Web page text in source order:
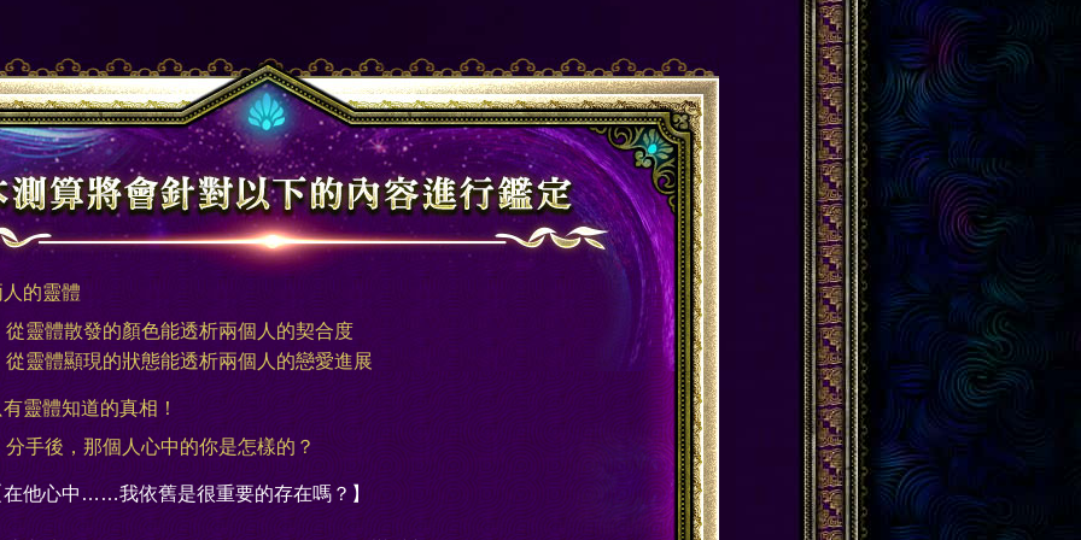
人的靈體
從靈體散發的顏色能透析兩個人的契合度
從靈體顯現的狀態能透析兩個人的戀愛進展
靈體知道的真相！
分手後，那個人心中的你是怎樣的？
在他心中……我依舊是很重要的存在嗎？】